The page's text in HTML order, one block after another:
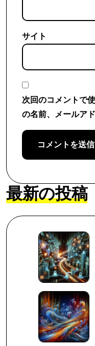
サイト
次回のコメントで
の名前、メールア
最新の投稿